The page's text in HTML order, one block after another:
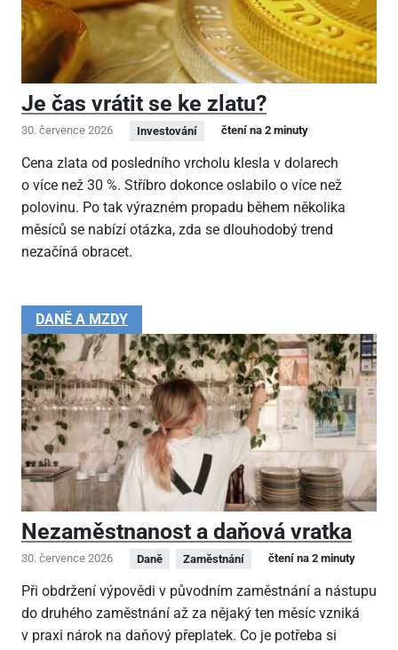
Je čas vrátit se ke zlatu?
30. července 2026 Investování čtení na 2 minuty
Cena zlata od posledního vrcholu klesla v dolarech
o více než 30 %. Stříbro dokonce oslabilo o více než
polovinu. Po tak výrazném propadu během několika
měsíců se nabízí otázka, zda se dlouhodobý trend
nezačíná obracet.
DANĚ A MZDY
Nezaměstnanost a daňová vratka
30. července 2026 Daně Zaměstnání čtení na 2 minuty
Při obdržení výpovědi v původním zaměstnání a nástupu
do druhého zaměstnání až za nějaký ten měsíc vzniká
v praxi nárok na daňový přeplatek. Co je potřeba si